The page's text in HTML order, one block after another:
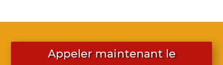
Appeler maintenant le